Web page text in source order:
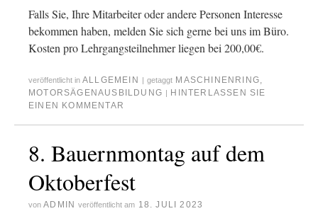
Falls Sie, Ihre Mitarbeiter oder andere Personen Interesse
bekommen haben, melden Sie sich gerne bei uns im Büro.
Kosten pro Lehrgangsteilnehmer liegen bei 200,00€.
veröffentlicht in ALLGEMEIN getaggt MASCHINENRING,
MOTORSÄGENAUSBILDUNG
HINTERLASSEN SIE
EINEN KOMMENTAR
8. Bauernmontag auf dem
Oktoberfest
von ADMIN veröffentlicht am 18. JULI 2023